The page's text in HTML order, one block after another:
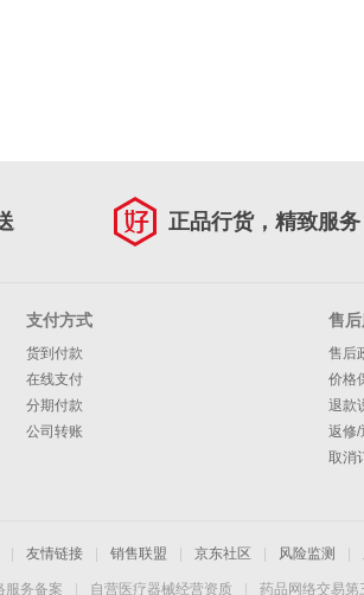
正品行货，精致服务
支付方式
货到付款
在线支付
分期付款
公司转账
售
售后
价格
退款
返修/
取消
友情链接 销售联盟 京东社区 风险监测
服务备案 自营医疗器械经营资质 药品网络交易第